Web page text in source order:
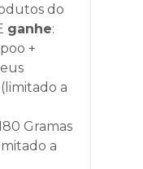
do
ganhe:
+
a
Gramas
a